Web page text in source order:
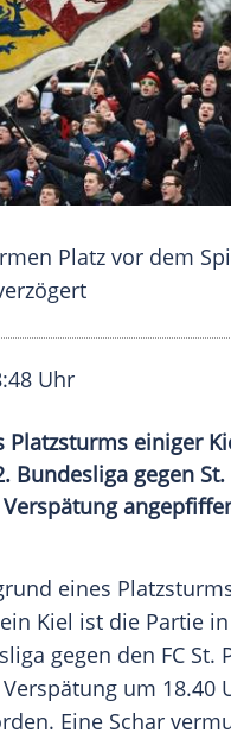
Platz vor dem
Uhr
Platzsturms einiger
Bundesliga gegen
eines
Kiel ist die Partie
gegen den FC St.
Verspätung um 18.40
Eine Schar